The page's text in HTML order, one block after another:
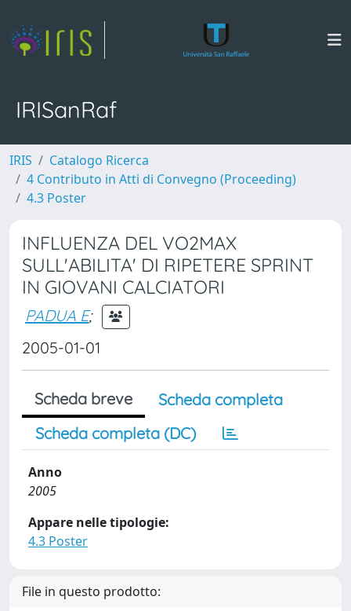
IRISanRaf
IRIS
Catalogo Ricerca
4 Contributo in Atti di Convegno (Proceeding)
4.3 Poster
INFLUENZA DEL VO2MAX
SULL'ABILITA' DI RIPETERE SPRINT
IN GIOVANI CALCIATORI
PADUA E;
2005-01-01
Scheda breve
Scheda completa
Scheda completa (DC)
Anno
2005
Appare nelle tipologie:
4.3 Poster
File in questo prodotto: